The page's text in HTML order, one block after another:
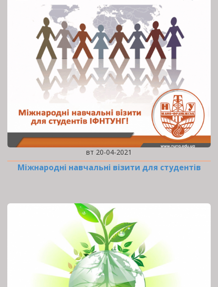
вт 20-04-2021
Міжнародні навчальні візити для студентів